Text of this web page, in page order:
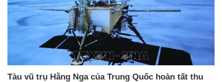
Tàu vũ trụ Hằng Nga của Trung Quốc hoàn tất thu